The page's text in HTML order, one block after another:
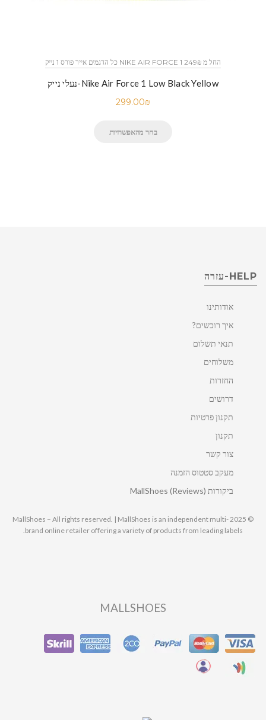
כל הדגמים אייר פורס 1 נייק NIKE AIR FORCE 1 החל מ 249₪
נעלי נייק-Nike Air Force 1 Low Black Yellow
299.00₪
בחר מהאפשרויות
HELP-עזרה
אודותינו
איך רוכשים?
תנאי תשלום
משלוחים
החזרות
דרושים
תקנון פרטיות
תקנון
צור קשר
מעקב סטטוס הזמנה
ביקורות MallShoes (Reviews)
© 2025 MallShoes – All rights reserved. | MallShoes is an independent multi-
brand online retailer offering a variety of products from leading labels.
MALLSHOES